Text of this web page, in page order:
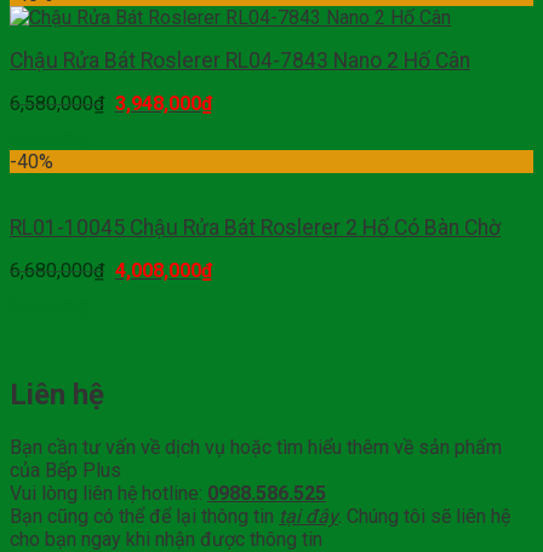
Chậu Rửa Bát Roslerer RL04-7843 Nano 2 Hố Cân
6,580,000₫ 3,948,000₫
-40%
RL01-10045 Chậu Rửa Bát Roslerer 2 Hố Có Bàn Chờ
6,680,000₫ 4,008,000₫
Liên hệ
Bạn cần tư vấn về dịch vụ hoặc tìm hiểu thêm về sản phẩm
của Bếp Plus
Vui lòng liên hệ hotline: 0988.586.525
Bạn cũng có thể để lại thông tin tại đây. Chúng tôi sẽ liên hệ
cho bạn ngay khi nhận được thông tin